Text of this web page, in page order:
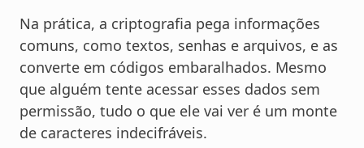
Na prática, a criptografia pega informações
comuns, como textos, senhas e arquivos, e as
converte em códigos embaralhados. Mesmo
que alguém tente acessar esses dados sem
permissão, tudo o que ele vai ver é um monte
de caracteres indecifráveis.